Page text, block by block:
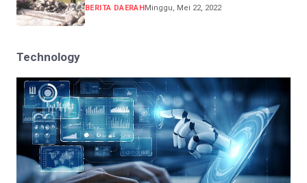
BERITA DAERAHMinggu, Mei 22, 2022
Technology